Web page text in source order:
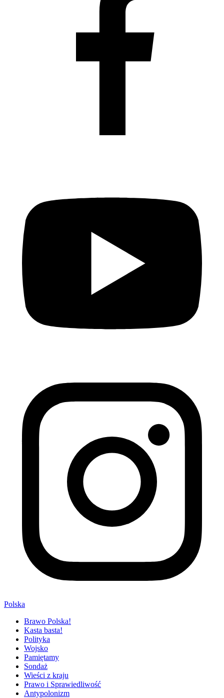
Polska
Brawo Polska!
Kasta basta!
Polityka
Wojsko
Pamiętamy
Sondaż
Wieści z kraju
Prawo i Sprawiedliwość
Antypolonizm